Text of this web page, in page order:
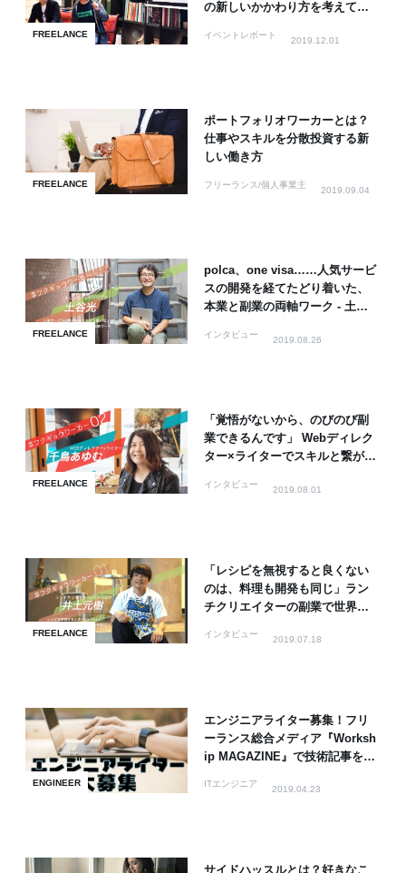
FREELANCE
の新しいかかわり方を考えてみ
イベントレポート
2019.12.01
FREELANCE
ポートフォリオワーカーとは？
仕事やスキルを分散投資する新
しい働き方
フリーランス/個人事業主
2019.09.04
FREELANCE
polca、one visa……人気サービ
スの開発を経てたどり着いた、
本業と副業の両軸ワーク - 土谷
インタビュー
2019.08.26
FREELANCE
「覚悟がないから、のびのび副
業できるんです」 Webディレク
ター×ライターでスキルと繋がり
インタビュー
2019.08.01
FREELANCE
「レシピを無視すると良くない
のは、料理も開発も同じ」ラン
チクリエイターの副業で世界を
インタビュー
2019.07.18
ENGINEER
エンジニアライター募集！フリ
ーランス総合メディア『Worksh
ip MAGAZINE』で技術記事を書
ITエンジニア
2019.04.23
サイドハッスルとは？好きなこ